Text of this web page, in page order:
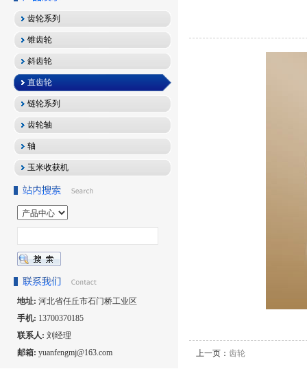
齿轮系列
锥齿轮
斜齿轮
直齿轮
链轮系列
齿轮轴
轴
玉米收获机
地址: 河北省任丘市石门桥工业区
手机: 13700370185
联系人: 刘经理
邮箱: yuanfengmj@163.com 上一页： 齿轮